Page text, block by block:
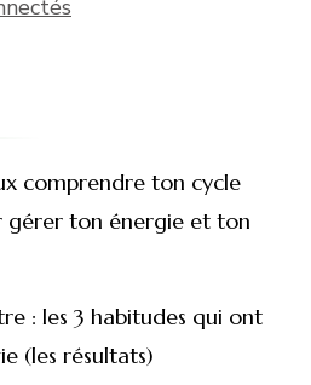
comprendre ton cycle
gérer ton énergie et ton
: les 3 habitudes qui ont
(les résultats)